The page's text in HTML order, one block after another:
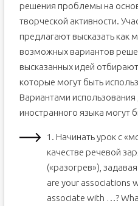
решения проблемы на
творческой активности.
предлагают высказать как
возможных вариантов
высказанных идей
которые могут быть
Вариантами
иностранного языка могут
1. Начинать урок с
качестве речевой
(«разогрев»),
are your associations
associate with …?